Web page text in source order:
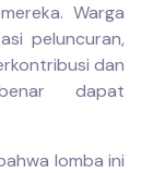
Warga
peluncuran,
dan
dapat
lomba ini